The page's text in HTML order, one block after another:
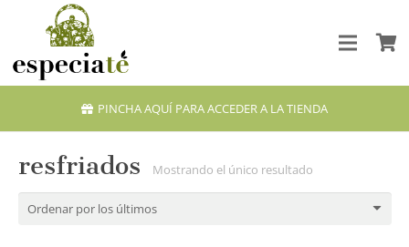
PINCHA AQUÍ PARA ACCEDER A LA TIENDA
resfriados Mostrando el único resultado